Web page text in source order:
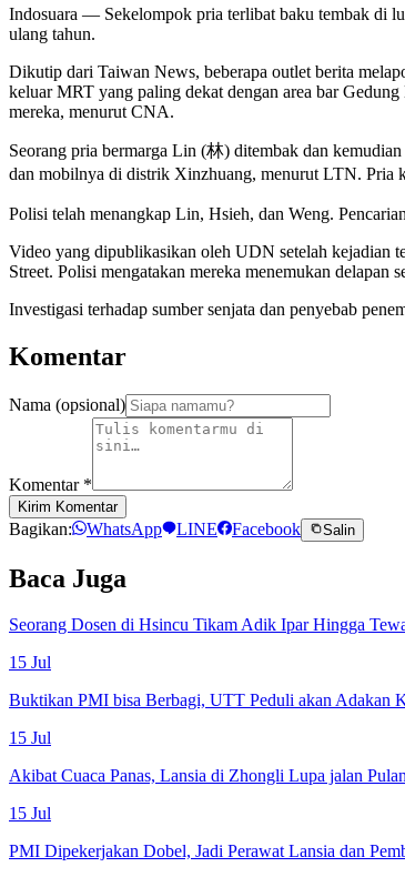
Indosuara — Sekelompok pria terlibat baku tembak di
ulang tahun.
Dikutip dari Taiwan News, beberapa outlet berita
keluar MRT yang paling dekat dengan area bar
mereka, menurut CNA.
Seorang pria bermarga Lin (林) ditembak dan
dan mobilnya di distrik Xinzhuang, menurut LTN. Pria
Polisi telah menangkap Lin, Hsieh, dan Weng.
Video yang dipublikasikan oleh UDN setelah kejadian
Street. Polisi mengatakan mereka menemukan
Investigasi terhadap sumber senjata dan penyebab
Komentar
Nama (opsional)
Komentar *
Kirim Komentar
Bagikan: WhatsApp LINE Facebook Salin
Baca Juga
Seorang Dosen di Hsincu Tikam Adik Ipar Hingga
15 Jul
Buktikan PMI bisa Berbagi, UTT Peduli akan Adakan
15 Jul
Akibat Cuaca Panas, Lansia di Zhongli Lupa jalan
15 Jul
PMI Dipekerjakan Dobel, Jadi Perawat Lansia dan